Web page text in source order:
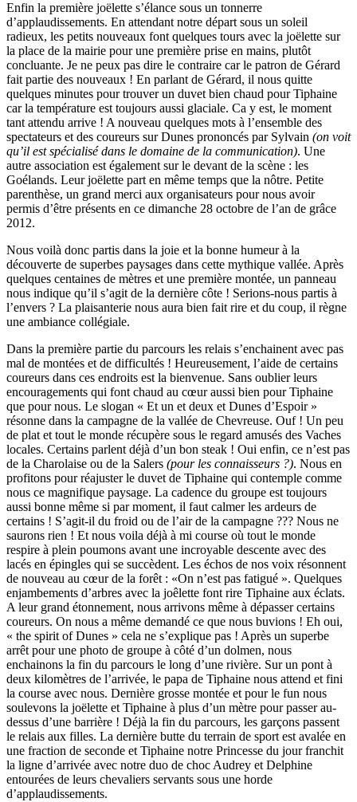
Enfin la première joëlette s’élance sous un tonnerre
d’applaudissements. En attendant notre départ sous un soleil
radieux, les petits nouveaux font quelques tours avec la joëlette sur
la place de la mairie pour une première prise en mains, plutôt
concluante. Je ne peux pas dire le contraire car le patron de Gérard
fait partie des nouveaux ! En parlant de Gérard, il nous quitte
quelques minutes pour trouver un duvet bien chaud pour Tiphaine
car la température est toujours aussi glaciale. Ca y est, le moment
tant attendu arrive ! A nouveau quelques mots à l’ensemble des
spectateurs et des coureurs sur Dunes prononcés par Sylvain (on voit
qu’il est spécialisé dans le domaine de la communication). Une
autre association est également sur le devant de la scène : les
Goélands. Leur joëlette part en même temps que la nôtre. Petite
parenthèse, un grand merci aux organisateurs pour nous avoir
permis d’être présents en ce dimanche 28 octobre de l’an de grâce
2012.
Nous voilà donc partis dans la joie et la bonne humeur à la
découverte de superbes paysages dans cette mythique vallée. Après
quelques centaines de mètres et une première montée, un panneau
nous indique qu’il s’agit de la dernière côte ! Serions-nous partis à
l’envers ? La plaisanterie nous aura bien fait rire et du coup, il règne
une ambiance collégiale.
Dans la première partie du parcours les relais s’enchainent avec pas
mal de montées et de difficultés ! Heureusement, l’aide de certains
coureurs dans ces endroits est la bienvenue. Sans oublier leurs
encouragements qui font chaud au cœur aussi bien pour Tiphaine
que pour nous. Le slogan « Et un et deux et Dunes d’Espoir »
résonne dans la campagne de la vallée de Chevreuse. Ouf ! Un peu
de plat et tout le monde récupère sous le regard amusés des Vaches
locales. Certains parlent déjà d’un bon steak ! Oui enfin, ce n’est pas
de la Charolaise ou de la Salers (pour les connaisseurs ?). Nous en
profitons pour réajuster le duvet de Tiphaine qui contemple comme
nous ce magnifique paysage. La cadence du groupe est toujours
aussi bonne même si par moment, il faut calmer les ardeurs de
certains ! S’agit-il du froid ou de l’air de la campagne ??? Nous ne
saurons rien ! Et nous voila déjà à mi course où tout le monde
respire à plein poumons avant une incroyable descente avec des
lacés en épingles qui se succèdent. Les échos de nos voix résonnent
de nouveau au cœur de la forêt : «On n’est pas fatigué ». Quelques
enjambements d’arbres avec la joêlette font rire Tiphaine aux éclats.
A leur grand étonnement, nous arrivons même à dépasser certains
coureurs. On nous a même demandé ce que nous buvions ! Eh oui,
« the spirit of Dunes » cela ne s’explique pas ! Après un superbe
arrêt pour une photo de groupe à côté d’un dolmen, nous
enchainons la fin du parcours le long d’une rivière. Sur un pont à
deux kilomètres de l’arrivée, le papa de Tiphaine nous attend et fini
la course avec nous. Dernière grosse montée et pour le fun nous
soulevons la joëlette et Tiphaine à plus d’un mètre pour passer au-
dessus d’une barrière ! Déjà la fin du parcours, les garçons passent
le relais aux filles. La dernière butte du terrain de sport est avalée en
une fraction de seconde et Tiphaine notre Princesse du jour franchit
la ligne d’arrivée avec notre duo de choc Audrey et Delphine
entourées de leurs chevaliers servants sous une horde
d’applaudissements.